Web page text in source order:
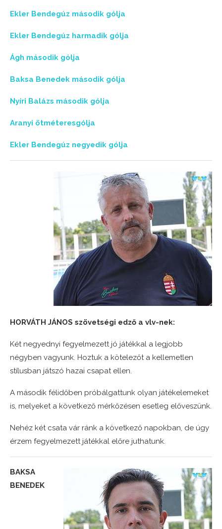
Ekler Bendegúz második gólja
Ekler Bendegúz harmadik gólja
Ágh második gólja
Baksa Benedek második gólja
Nyíri Balázs második gólja
Aranyi ötméteresgólja
Ekler Bendegúz negyedik gólja
HORVÁTH JÁNOS szövetségi edző a vlv-nek:
Két negyednyi fegyelmezett jó játékkal a legjobb
négyben vagyunk. Hoztuk a kötelezőt a kellemetlen
stílusban játszó hazai csapat ellen.
A második félidőben próbálgattunk olyan játékelemeket
is, melyeket a következő mérkőzésen esetleg előveszünk.
Nehéz két csata vár ránk a következő napokban, de úgy
érzem fegyelmezett játékkal előre juthatunk.
BAKSA
BENEDEK